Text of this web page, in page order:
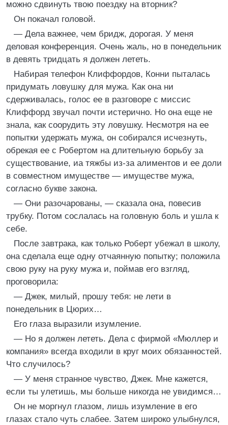
можно сдвинуть твою поездку на вторник?
Он покачал головой.
— Дела важнее, чем бридж, дорогая. У меня
деловая конференция. Очень жаль, но в понедельник
в девять тридцать я должен лететь.
Набирая телефон Клиффордов, Конни пыталась
придумать ловушку для мужа. Как она ни
сдерживалась, голос ее в разговоре с миссис
Клиффорд звучал почти истерично. Но она еще не
знала, как соорудить эту ловушку. Несмотря на ее
попытки удержать мужа, он собирался исчезнуть,
обрекая ее с Робертом на длительную борьбу за
существование, иа тяжбы из-за алиментов и ее доли
в совместном имуществе — имуществе мужа,
согласно букве закона.
— Они разочарованы, — сказала она, повесив
трубку. Потом сослалась на головную боль и ушла к
себе.
После завтрака, как только Роберт убежал в школу,
она сделала еще одну отчаянную попытку; положила
свою руку на руку мужа и, поймав его взгляд,
проговорила:
— Джек, милый, прошу тебя: не лети в
понедельник в Цюрих…
Его глаза выразили изумление.
— Но я должен лететь. Дела с фирмой «Мюллер и
компания» всегда входили в круг моих обязанностей.
Что случилось?
— У меня странное чувство, Джек. Мне кажется,
если ты улетишь, мы больше никогда не увидимся…
Он не моргнул глазом, лишь изумление в его
глазах стало чуть слабее. Затем широко улыбнулся,